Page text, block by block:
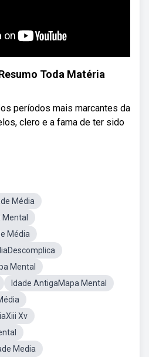
Toda Matéria
períodos mais marcantes da
clero e a fama de ter sido
Média
Média
Mental
Idade AntigaMapa Mental
Xv
Media